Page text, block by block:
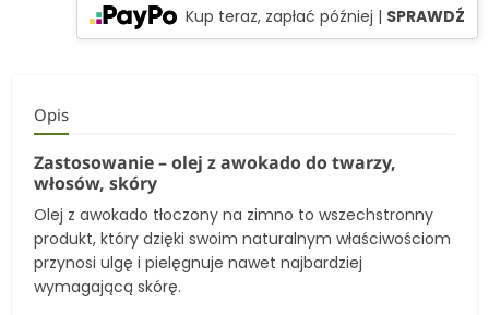
Kup teraz, zapłać później | SPRAWDŹ
Opis
Zastosowanie– olej z awokado do twarzy,
włosów, skóry
Olej z awokado tłoczony na zimno to wszechstronny
produkt, który dzięki swoim naturalnym właściwościom
przynosi ulgę i pielęgnuje nawet najbardziej
wymagającą skórę.